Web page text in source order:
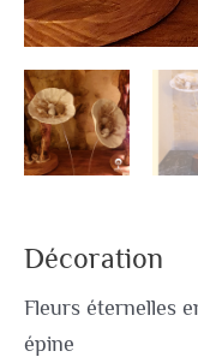
Décoration
Fleurs éternelles
épine